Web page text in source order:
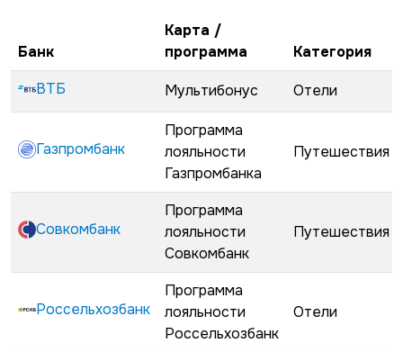
Банк
Карта /
программа
Категория
ВТБ
Мультибонус Отели
Газпромбанк
Программа
лояльности
Газпромбанка
Путешествия
Совкомбанк
Программа
лояльности
Совкомбанк
Путешествия
Россельхозбанк
Программа
лояльности
Россельхозбанк
Отели